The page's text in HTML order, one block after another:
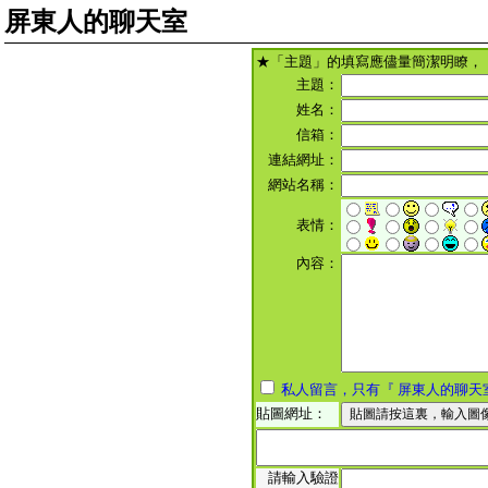
屏東人的聊天室
★「主題」的填寫應儘量簡潔明瞭，
主題：
姓名：
信箱：
連結網址：
網站名稱：
表情：
內容：
私人留言，只有『 屏東人的聊天
貼圖網址：
請輸入驗證